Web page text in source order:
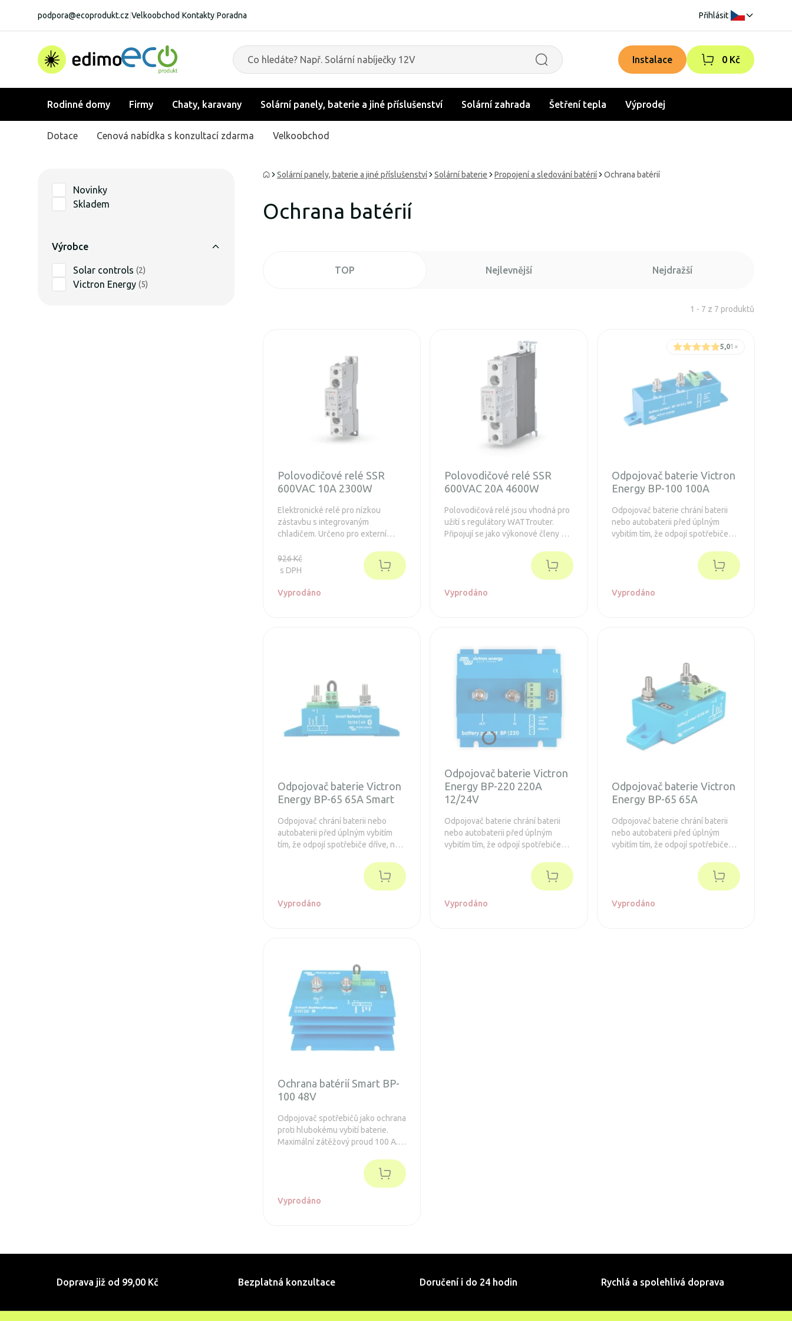
podpora@ecoprodukt.cz Velkoobchod Kontakty Poradna Přihlásit
Instalace 0 Kč
Rodinné domy Firmy Chaty, karavany Solární panely, baterie a jiné příslušenství Solární zahrada Šetření tepla Výprodej
Dotace Cenová nabídka s konzultací zdarma Velkoobchod
Novinky
Skladem
Výrobce
Solar controls (2)
Victron Energy (5)
Solární panely, baterie a jiné příslušenství Solární baterie Propojení a sledování batérií Ochrana batérií
Ochrana batérií
TOP Nejlevnější Nejdražší
1 - 7 z 7 produktů
Polovodičové relé SSR
600VAC 10A 2300W
Elektronické relé pro nízkou
zástavbu s integrovaným
chladičem. Určeno pro externí
926 Kč
s DPH
Vyprodáno
Polovodičové relé SSR
600VAC 20A 4600W
Polovodičová relé jsou vhodná pro
užití s regulátory WATTrouter.
Připojují se jako výkonové členy na
Vyprodáno
5,01 ×
Odpojovač baterie Victron
Energy BP-100 100A
Odpojovač baterie chrání baterii
nebo autobaterii před úplným
vybitím tím, že odpojí spotřebiče
nebo pokud má ještě baterie
dostatek energie pro nastartování
Vyprodáno
Odpojovač baterie Victron
Energy BP-65 65A Smart
Odpojovač chrání baterii nebo
autobaterii před úplným vybitím
tím, že odpojí spotřebiče dříve, než
Bluetooth pro snadné nastavení.
Vyprodáno
Odpojovač baterie Victron
Energy BP-220 220A
12/24V
Odpojovač baterie chrání baterii
nebo autobaterii před úplným
vybitím tím, že odpojí spotřebiče
nebo pokud má ještě baterie
dostatek energie pro nastartování
Vyprodáno
Odpojovač baterie Victron
Energy BP-65 65A
Odpojovač baterie chrání baterii
nebo autobaterii před úplným
vybitím tím, že odpojí spotřebiče
nebo pokud má ještě baterie
dostatek energie pro nastartování
Vyprodáno
Ochrana batérií Smart BP-
100 48V
Odpojovač spotřebičů jako ochrana
proti hlubokému vybití baterie.
Maximální zátěžový proud 100 A.
Vyprodáno
Doprava již od 99,00 Kč Bezplatná konzultace Doručení i do 24 hodin Rychlá a spolehlivá doprava